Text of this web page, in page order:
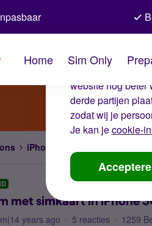
De
Wij gebruiken
website nog beter
derde partijen
zodat wij je
Je kan jecookie-
Home Sim Only
iPhone / iOS
met simkaart in iPhone
years ago 5 reacties 1259